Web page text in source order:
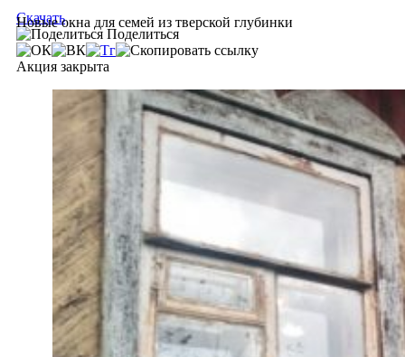
Новые окна для семей из тверской глубинки
Скачать
Поделиться
Акция закрыта